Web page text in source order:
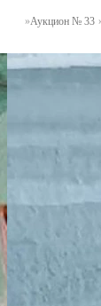
Аукцион № 33